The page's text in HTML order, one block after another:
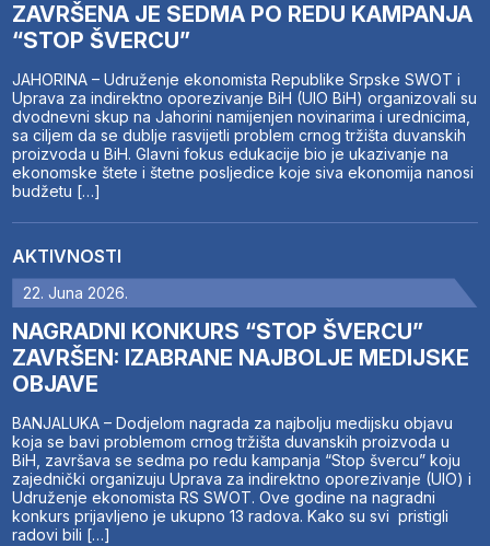
ZAVRŠENA JE SEDMA PO REDU KAMPANJA
“STOP ŠVERCU”
JAHORINA – Udruženje ekonomista Republike Srpske SWOT i
Uprava za indirektno oporezivanje BiH (UIO BiH) organizovali su
dvodnevni skup na Jahorini namijenjen novinarima i urednicima,
sa ciljem da se dublje rasvijetli problem crnog tržišta duvanskih
proizvoda u BiH. Glavni fokus edukacije bio je ukazivanje na
ekonomske štete i štetne posljedice koje siva ekonomija nanosi
budžetu […]
AKTIVNOSTI
22. Juna 2026.
NAGRADNI KONKURS “STOP ŠVERCU”
ZAVRŠEN: IZABRANE NAJBOLJE MEDIJSKE
OBJAVE
BANJALUKA – Dodjelom nagrada za najbolju medijsku objavu
koja se bavi problemom crnog tržišta duvanskih proizvoda u
BiH, završava se sedma po redu kampanja “Stop švercu” koju
zajednički organizuju Uprava za indirektno oporezivanje (UIO) i
Udruženje ekonomista RS SWOT. Ove godine na nagradni
konkurs prijavljeno je ukupno 13 radova. Kako su svi pristigli
radovi bili […]